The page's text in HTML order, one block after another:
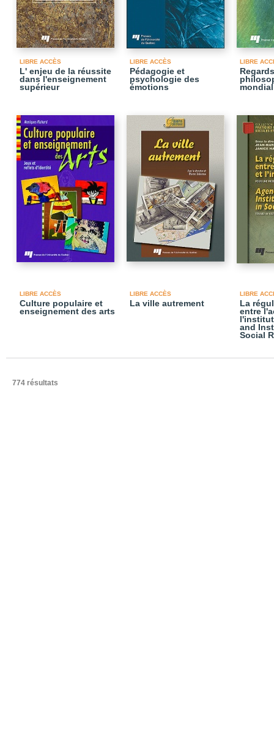
LIBRE ACCÈS
L' enjeu de la réussite
dans l'enseignement
supérieur
LIBRE ACCÈS
Pédagogie et
psychologie des
émotions
LIBRE
Regards
LIBRE ACCÈS
Culture populaire et
enseignement des arts
LIBRE ACCÈS
La ville autrement
LIBRE
La
entre
and
Social
774 résultats